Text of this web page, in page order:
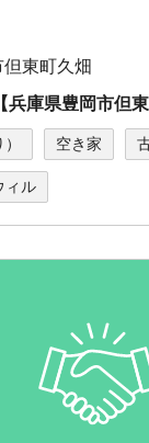
東町久畑
兵庫県豊岡市但
空き家
ィル